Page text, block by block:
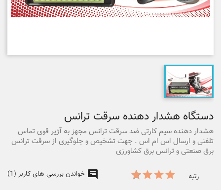
دستگاه هشدار دهنده سرقت ترانس
هشدار دهنده سیم کارتی ضد سرقت ترانس مجهز به آژیر قوی تماس
تلفنی و ارسال اس ام اس . جهت تشخیص و جلوگیری از سرقت ترانس
برق صنعتی و ترانس برق کشاورزی
رتبه خواندن بررسی های کاربر (1)